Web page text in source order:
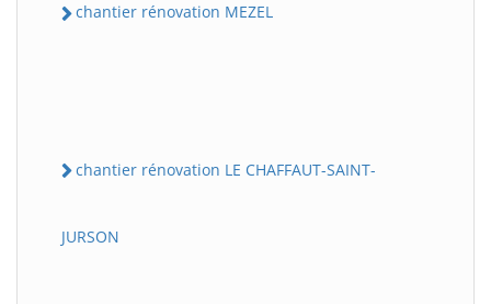
chantier rénovation MEZEL
chantier rénovation LE CHAFFAUT-SAINT-
JURSON